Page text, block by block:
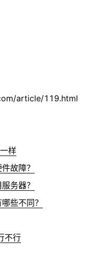
article/119.html
样
故障？
务器？
些不同？
不行